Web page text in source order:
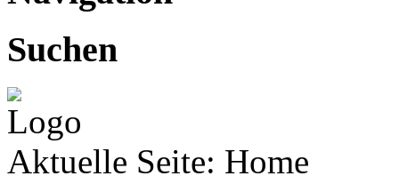
Suchen
Aktuelle Seite: Home